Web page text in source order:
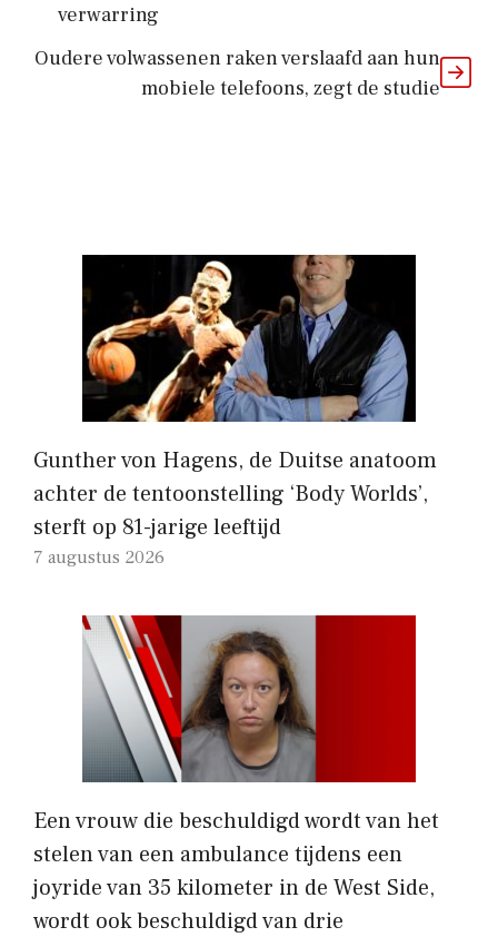
verwarring
Oudere volwassenen raken verslaafd aan hun
mobiele telefoons, zegt de studie
Gunther von Hagens, de Duitse anatoom
achter de tentoonstelling ‘Body Worlds’,
sterft op 81-jarige leeftijd
7 augustus 2026
Een vrouw die beschuldigd wordt van het
stelen van een ambulance tijdens een
joyride van 35 kilometer in de West Side,
wordt ook beschuldigd van drie